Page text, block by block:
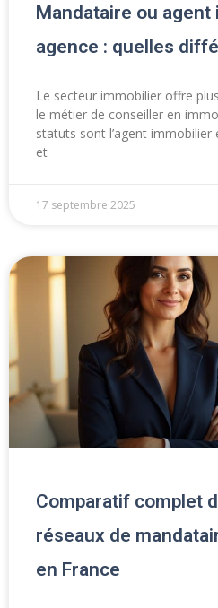
Mandataire ou agent
agence : quelles
Le secteur immobilier offre
le métier de conseiller en
statuts sont l’agent
et
17 septembre 2025
Comparatif complet
réseaux de
en France